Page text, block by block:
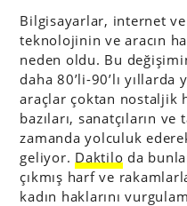
Bilgisayarlar, internet ve
teknolojinin ve aracın
neden oldu. Bu
daha 80’li-90’lı yıllarda
araçlar çoktan nostaljik
bazıları, sanatçıların ve
zamanda yolculuk
geliyor. Daktilo da
çıkmış harf ve
kadın haklarını